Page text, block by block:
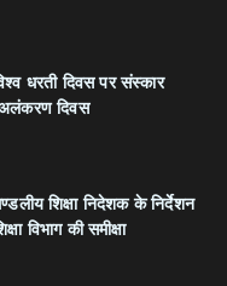
धरती दिवस पर संस्कार
अलंकरण दिवस
शिक्षा निदेशक के निर्देशन
विभाग की समीक्षा